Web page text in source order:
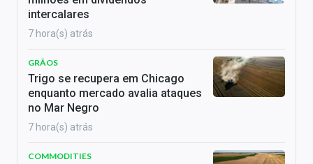
intercalares
7 hora(s) atrás
GRÃOS
Trigo se recupera em Chicago
enquanto mercado avalia ataques
no Mar Negro
7 hora(s) atrás
COMMODITIES